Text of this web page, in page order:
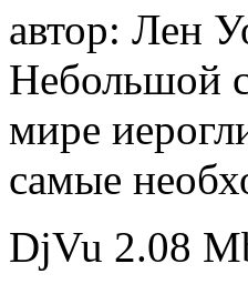
автор: Лен
Небольшой
мире
самые
DjVu 2.08